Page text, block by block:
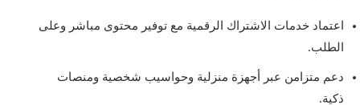
اعتماد خدمات الاشتراك الرقمية مع توفير محتوى مباشر وعلى
الطلب.
دعم متزامن عبر أجهزة منزلية وحواسيب شخصية ومنصات
ذكية.